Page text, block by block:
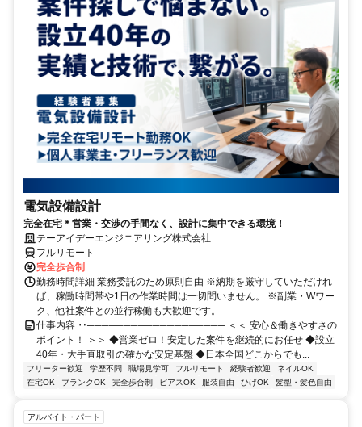
電気設備設計
完全在宅＊営業・交渉の手間なく、設計に集中できる環境！
テーアイデーエンジニアリング株式会社
フルリモート
完全歩合制
勤務時間詳細 業務委託のため原則自由 ※納期を厳守していただけれ
ば、稼働時間帯や1日の作業時間は一切問いません。 ※副業・Wワー
ク、他社案件との並行稼働も大歓迎です。
仕事内容 ‥─────────────────── ＜＜ 安心＆働きやすさの
ポイント！ ＞＞ ◆営業ゼロ！安定した案件を継続的にお任せ ◆設立
40年・大手直取引の確かな安定基盤 ◆日本全国どこからでも...
フリーター歓迎 学歴不問 職場見学可 フルリモート 経験者歓迎
ネイルOK
在宅OK
ブランクOK 完全歩合制 ピアスOK 服装自由 ひげOK 髪型・髪色自由
アルバイト・パート